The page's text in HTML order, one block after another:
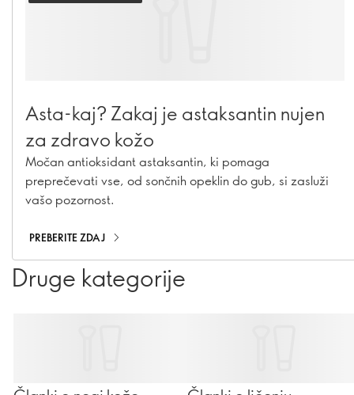
Asta-kaj? Zakaj je astaksantin nujen
za zdravo kožo
Močan antioksidant astaksantin, ki pomaga
preprečevati vse, od sončnih opeklin do gub, si zasluži
vašo pozornost.
PREBERITE ZDAJ
Druge kategorije